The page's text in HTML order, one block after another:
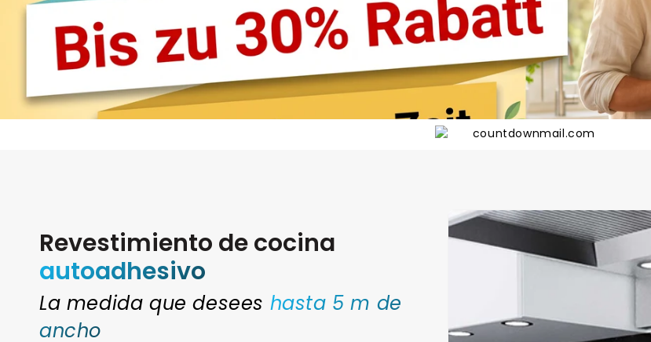
Revestimiento de cocina
autoadhesivo
La medida que desees hasta 5 m de
ancho